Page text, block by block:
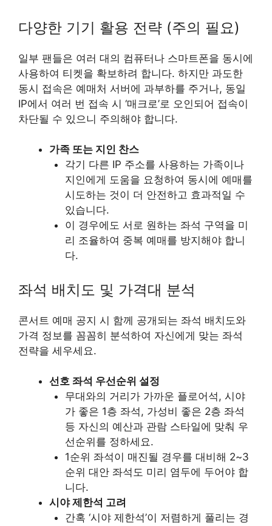
다양한 기기 활용 전략 (주의 필요)
일부 팬들은 여러 대의 컴퓨터나 스마트폰을 동시에
사용하여 티켓을 확보하려 합니다. 하지만 과도한
동시 접속은 예매처 서버에 과부하를 주거나, 동일
IP에서 여러 번 접속 시 ‘매크로’로 오인되어 접속이
차단될 수 있으니 주의해야 합니다.
가족 또는 지인 찬스
각기 다른 IP 주소를 사용하는 가족이나
지인에게 도움을 요청하여 동시에 예매를
시도하는 것이 더 안전하고 효과적일 수
있습니다.
이 경우에도 서로 원하는 좌석 구역을 미
리 조율하여 중복 예매를 방지해야 합니
다.
좌석 배치도 및 가격대 분석
콘서트 예매 공지 시 함께 공개되는 좌석 배치도와
가격 정보를 꼼꼼히 분석하여 자신에게 맞는 좌석
전략을 세우세요.
선호 좌석 우선순위 설정
무대와의 거리가 가까운 플로어석, 시야
가 좋은 1층 좌석, 가성비 좋은 2층 좌석
등 자신의 예산과 관람 스타일에 맞춰 우
선순위를 정하세요.
1순위 좌석이 매진될 경우를 대비해 2~3
순위 대안 좌석도 미리 염두에 두어야 합
니다.
시야 제한석 고려
간혹 ‘시야 제한석’이 저렴하게 풀리는 경